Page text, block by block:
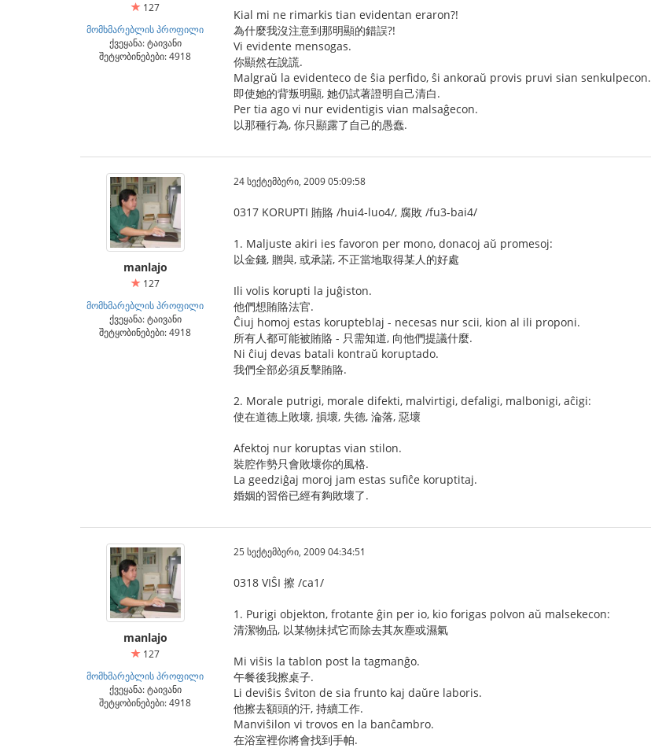
127
მომხმარებლის პროფილი
ქვეყანა: ტაივანი
შეტყობინებები: 4918
Kial mi ne rimarkis tian evidentan eraron?!
為什麼我沒注意到那明顯的錯誤?!
Vi evidente mensogas.
你顯然在說謊.
Malgraŭ la evidenteco de ŝia perfido, ŝi ankoraŭ provis pruvi sian senkulpecon.
即使她的背叛明顯, 她仍試著證明自己清白.
Per tia ago vi nur evidentigis vian malsaĝecon.
以那種行為, 你只顯露了自己的愚蠢.
manlajo
127
მომხმარებლის პროფილი
ქვეყანა: ტაივანი
შეტყობინებები: 4918
24 სექტემბერი, 2009 05:09:58
0317 KORUPTI 賄賂 /hui4-luo4/, 腐敗 /fu3-bai4/
1. Maljuste akiri ies favoron per mono, donacoj aŭ promesoj:
以金錢, 贈與, 或承諾, 不正當地取得某人的好處
Ili volis korupti la juĝiston.
他們想賄賂法官.
Ĉiuj homoj estas korupteblaj - necesas nur scii, kion al ili proponi.
所有人都可能被賄賂 - 只需知道, 向他們提議什麼.
Ni ĉiuj devas batali kontraŭ koruptado.
我們全部必須反擊賄賂.
2. Morale putrigi, morale difekti, malvirtigi, defaligi, malbonigi, aĉigi:
使在道德上敗壞, 損壞, 失德, 淪落, 惡壞
Afektoj nur koruptas vian stilon.
裝腔作勢只會敗壞你的風格.
La geedziĝaj moroj jam estas sufiĉe koruptitaj.
婚姻的習俗已經有夠敗壞了.
manlajo
127
მომხმარებლის პროფილი
ქვეყანა: ტაივანი
შეტყობინებები: 4918
25 სექტემბერი, 2009 04:34:51
0318 VIŜI 擦 /ca1/
1. Purigi objekton, frotante ĝin per io, kio forigas polvon aŭ malsekecon:
清潔物品, 以某物抺拭它而除去其灰塵或濕氣
Mi viŝis la tablon post la tagmanĝo.
午餐後我擦桌子.
Li deviŝis ŝviton de sia frunto kaj daŭre laboris.
他擦去額頭的汗, 持續工作.
Manviŝilon vi trovos en la banĉambro.
在浴室裡你將會找到手帕.